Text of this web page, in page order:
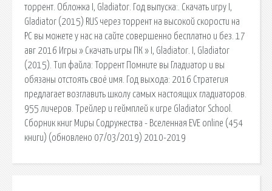
торрент. Обложка I, Gladiator. Год выпуска:. Скачать игру I,
Gladiator (2015) RUS через торрент на высокой скорости на
PC вы можете у нас на сайте совершенно бесплатно и без. 17
авг 2016 Игры » Скачать игры ПК » I, Gladiator. I, Gladiator
(2015). Тип файла: Торрент Помните вы Гладиатор и вы
обязаны отстоять своё имя. Год выхода: 2016 Стратегия
предлагает возглавить школу самых настоящих гладиаторов.
955 личеров. Трейлер и геймплей к игре Gladiator School.
Сборник книг Миры Содружества - Вселенная EVE online (454
книги) (обновлено 07/03/2019) 2010-2019